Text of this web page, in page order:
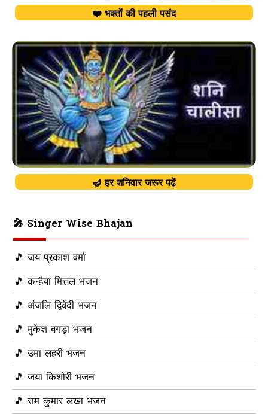
❤️ भक्तों की पहली पसंद
🪔 हर शनिवार जरूर पढ़ें
🎤 Singer Wise Bhajan
🎵 जय प्रकाश वर्मा
🎵 कन्हैया मित्तल भजन
🎵 अंजलि द्विवेदी भजन
🎵 मुकेश बगड़ा भजन
🎵 उमा लहरी भजन
🎵 जया किशोरी भजन
🎵 राम कुमार लखा भजन